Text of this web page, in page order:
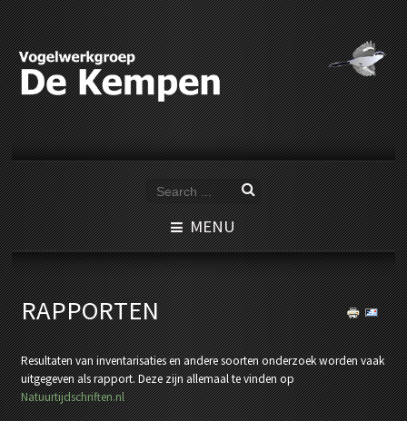
MENU
RAPPORTEN
Resultaten van inventarisaties en andere soorten onderzoek worden vaak
uitgegeven als rapport. Deze zijn allemaal te vinden op
Natuurtijdschriften.nl